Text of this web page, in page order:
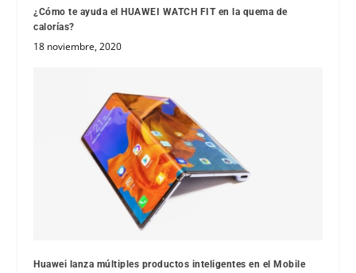
¿Cómo te ayuda el HUAWEI WATCH FIT en la quema de
calorías?
18 noviembre, 2020
Huawei lanza múltiples productos inteligentes en el Mobile